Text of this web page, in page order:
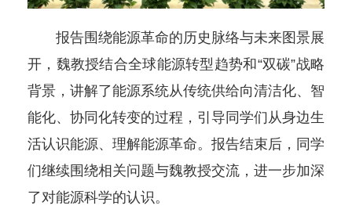
报告围绕能源革命的历史脉络与未来图景展
开，魏教授结合全球能源转型趋势和“双碳”战略
背景，讲解了能源系统从传统供给向清洁化、智
能化、协同化转变的过程，引导同学们从身边生
活认识能源、理解能源革命。报告结束后，同学
们继续围绕相关问题与魏教授交流，进一步加深
了对能源科学的认识。